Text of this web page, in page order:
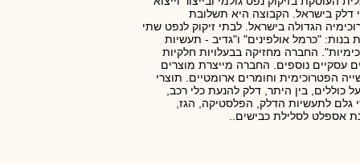
דלק בישראל. הקבוצה היא תשלובת
הגדולה בישראל. לבתי זיקוק לנפט שתי
בנות: "כרמל אולפינים" ו"גדיב - תעשיות
החברה מחזיקה בבעלויות חלקיות
עסקיים נוספים. החברה מייצרת מוצרים
הפטרוכימית וחומרים ארומטיים. תוצרי
כוללים, בין היתר, דלק להנעת כלי רכב,
גלם לתעשיות הדלק, הפלסטיקה, הגז,
אספלט לסלילת כבישים..